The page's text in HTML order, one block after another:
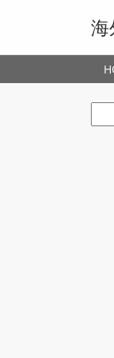
索: